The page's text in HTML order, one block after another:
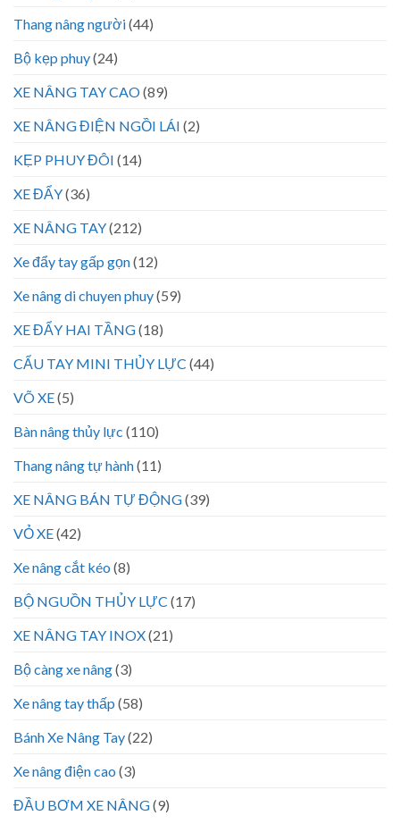
Thang nâng người(44)
Bộ kẹp phuy(24)
XE NÂNG TAY CAO(89)
XE NÂNG ĐIỆN NGỒI LÁI (2)
KẸP PHUY ĐÔI (14)
XE ĐẨY(36)
XE NÂNG TAY(212)
Xe đẩy tay gấp gọn(12)
Xe nâng di chuyen phuy(59)
XE ĐẨY HAI TẦNG(18)
CẨU TAY MINI THỦY LỰC (44)
VÕ XE(5)
Bàn nâng thủy lực (110)
Thang nâng tự hành(11)
XE NÂNG BÁN TỰ ĐỘNG(39)
VỎ XE(42)
Xe nâng cắt kéo (8)
BỘ NGUỒN THỦY LỰC (17)
XE NÂNG TAY INOX(21)
Bộ càng xe nâng(3)
Xe nâng tay thấp (58)
Bánh Xe Nâng Tay(22)
Xe nâng điện cao (3)
ĐẦU BƠM XE NÂNG(9)